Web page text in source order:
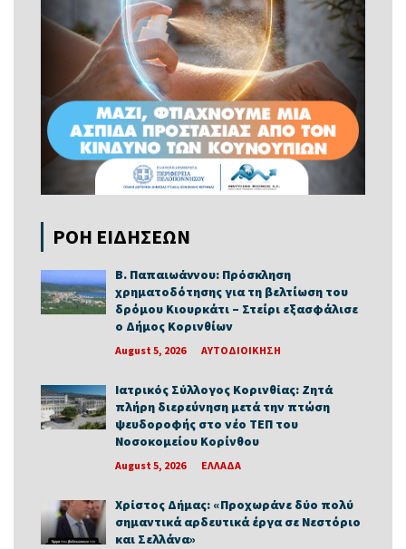
ΡΟΗ ΕΙΔΗΣΕΩΝ
Β. Παπαιωάννου: Πρόσκληση
χρηματοδότησης για τη βελτίωση του
δρόμου Κιουρκάτι – Στείρι εξασφάλισε
ο Δήμος Κορινθίων
August 5, 2026 ΑΥΤΟΔΙΟΙΚΗΣΗ
Ιατρικός Σύλλογος Κορινθίας: Ζητά
πλήρη διερεύνηση μετά την πτώση
ψευδοροφής στο νέο ΤΕΠ του
Νοσοκομείου Κορίνθου
August 5, 2026 ΕΛΛΑΔΑ
Χρίστος Δήμας: «Προχωράνε δύο πολύ
σημαντικά αρδευτικά έργα σε Νεστόριο
και Σελλάνα»